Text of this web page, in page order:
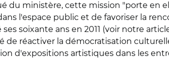
du ministère, cette mission "porte en
l'espace public et de favoriser la
ses soixante ans en 2011 (voir notre
de réactiver la démocratisation
d'expositions artistiques dans les